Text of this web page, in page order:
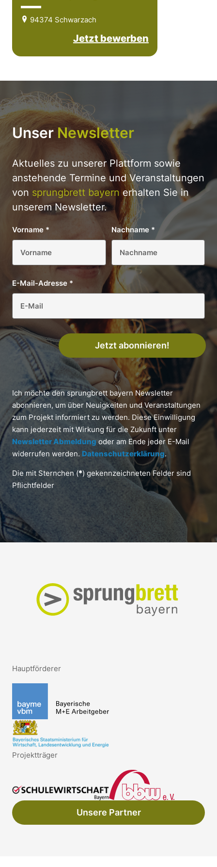
94374 Schwarzach
Jetzt bewerben
Unser Newsletter
Aktuelles zu unserer Plattform sowie
anstehende Termine und Veranstaltungen
von sprungbrett bayernerhalten Sie in
unserem Newsletter.
Vorname * Nachname *
E-Mail-Adresse *
Jetzt abonnieren!
Ich möchte den sprungbrett bayern Newsletter
abonnieren, um über Neuigkeiten und Veranstaltungen
zum Projekt informiert zu werden. Diese Einwilligung
kann jederzeit mit Wirkung für die Zukunft unter
Newsletter Abmeldung oder am Ende jeder E-Mail
widerrufen werden. Datenschutzerklärung.
Die mit Sternchen (*) gekennzeichneten Felder sind
Pflichtfelder
Hauptförderer
Projektträger
Unsere Partner